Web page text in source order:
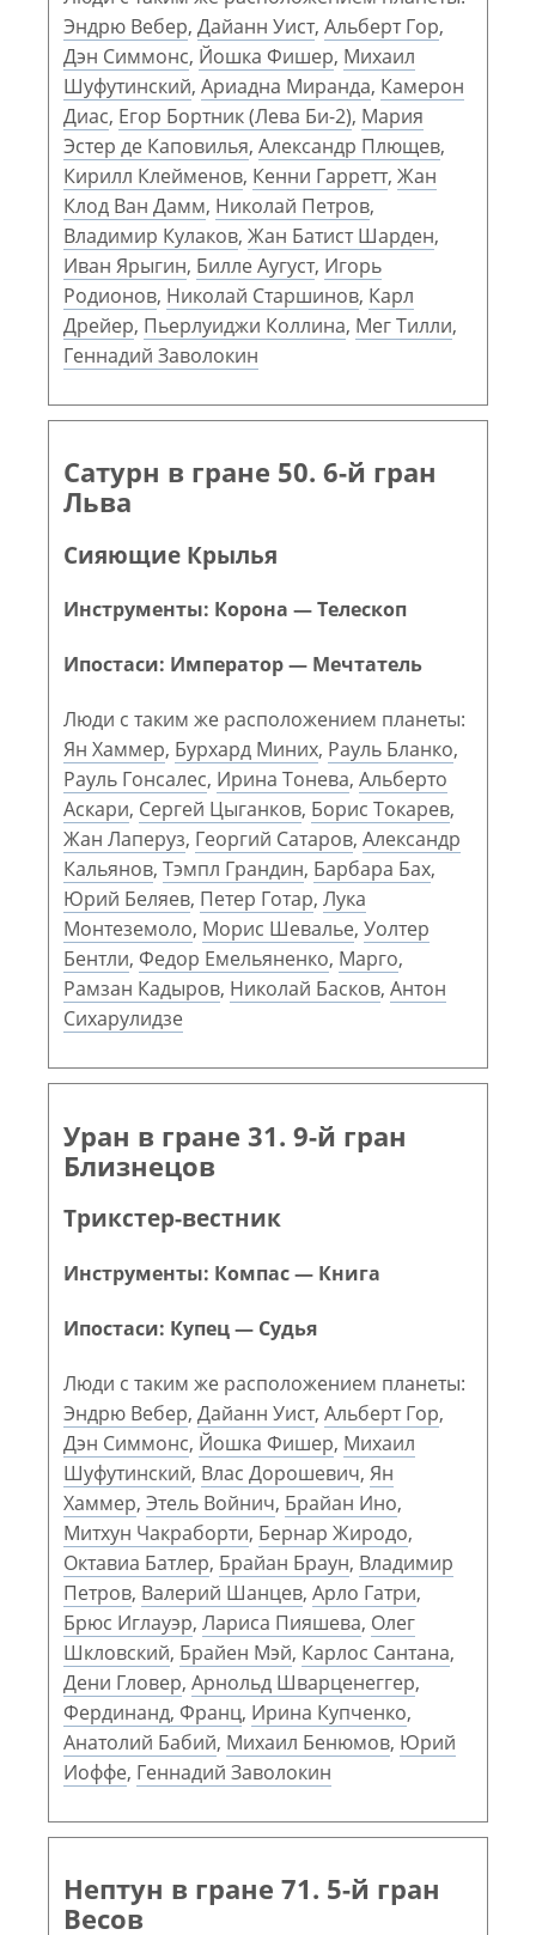
Эндрю Вебер, Дайанн Уист, Альберт Гор,
Дэн Симмонс, Йошка Фишер, Михаил
Шуфутинский, Ариадна Миранда, Камерон
Диас, Егор Бортник (Лева Би-2), Мария
Эстер де Каповилья, Александр Плющев,
Кирилл Клейменов, Кенни Гарретт, Жан
Клод Ван Дамм, Николай Петров,
Владимир Кулаков, Жан Батист Шарден,
Иван Ярыгин, Билле Аугуст, Игорь
Родионов, Николай Старшинов, Карл
Дрейер, Пьерлуиджи Коллина, Мег Тилли,
Геннадий Заволокин
Сатурн в гране 50. 6-й гран
Льва
Сияющие Крылья
Инструменты: Корона — Телескоп
Ипостаси: Император — Мечтатель
Люди с таким же расположением планеты:
Ян Хаммер, Бурхард Миних, Рауль Бланко,
Рауль Гонсалес, Ирина Тонева, Альберто
Аскари, Сергей Цыганков, Борис Токарев,
Жан Лаперуз, Георгий Сатаров, Александр
Кальянов, Тэмпл Грандин, Барбара Бах,
Юрий Беляев, Петер Готар, Лука
Монтеземоло, Морис Шевалье, Уолтер
Бентли, Федор Емельяненко, Марго,
Рамзан Кадыров, Николай Басков, Антон
Сихарулидзе
Уран в гране 31. 9-й гран
Близнецов
Трикстер-вестник
Инструменты: Компас — Книга
Ипостаси: Купец — Судья
Люди с таким же расположением планеты:
Эндрю Вебер, Дайанн Уист, Альберт Гор,
Дэн Симмонс, Йошка Фишер, Михаил
Шуфутинский, Влас Дорошевич, Ян
Хаммер, Этель Войнич, Брайан Ино,
Митхун Чакраборти, Бернар Жиродо,
Октавиа Батлер, Брайан Браун, Владимир
Петров, Валерий Шанцев, Арло Гатри,
Брюс Иглауэр, Лариса Пияшева, Олег
Шкловский, Брайен Мэй, Карлос Сантана,
Дени Гловер, Арнольд Шварценеггер,
Фердинанд, Франц, Ирина Купченко,
Анатолий Бабий, Михаил Бенюмов, Юрий
Иоффе, Геннадий Заволокин
Нептун в гране 71. 5-й гран
Весов